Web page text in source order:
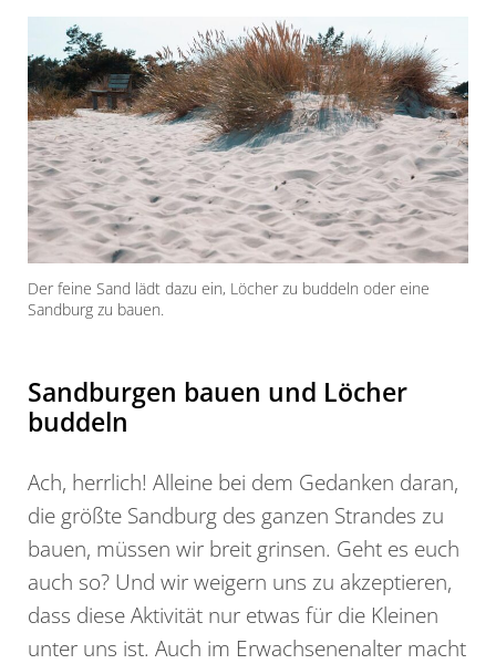
Der feine Sand lädt dazu ein, Löcher zu buddeln oder eine
Sandburg zu bauen.
Sandburgen bauen und Löcher
buddeln
Ach, herrlich! Alleine bei dem Gedanken daran,
die größte Sandburg des ganzen Strandes zu
bauen, müssen wir breit grinsen. Geht es euch
auch so? Und wir weigern uns zu akzeptieren,
dass diese Aktivität nur etwas für die Kleinen
unter uns ist. Auch im Erwachsenenalter macht